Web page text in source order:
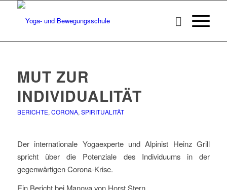
MUT ZUR
INDIVIDUALITÄT
BERICHTE, CORONA, SPIRITUALITÄT
Der internationale Yogaexperte und Alpinist Heinz Grill
spricht über die Potenziale des Individuums in der
gegenwärtigen Corona-Krise.